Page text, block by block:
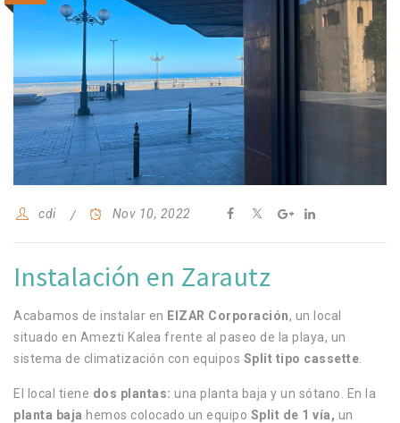
cdi Nov 10, 2022
Instalación en Zarautz
Acabamos de instalar en EIZAR Corporación, un local
situado en Amezti Kalea frente al paseo de la playa, un
sistema de climatización con equipos Split tipo cassette
El local tiene dos plantas: una planta baja y un sótano. En la
planta baja hemos colocado un equipo Split de 1 vía, un